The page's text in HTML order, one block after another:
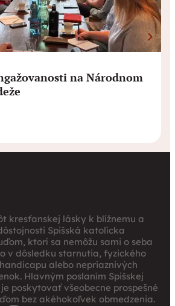
na Národnom
kresťanskej lásky k blížnemu a
Spišská katolícka
ktorí sa nemôžu sami o seba
v dôsledku starnutia, fyzického
alebo nepriaznivých
Hlavným poslaním Spišskej
poskytovať všeobecne prospešné
bez akéhokoľvek obmedzenia.